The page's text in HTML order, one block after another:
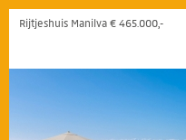
Rijtjeshuis Manilva € 465.000,-